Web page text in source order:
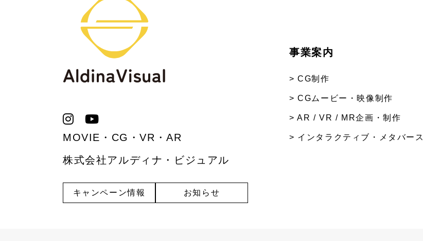
MOVIE・CG・VR・AR
株式会社アルディナ・ビジュアル
キャンペーン情報 お知らせ
事業案内
> CG制作
> CGムービー・映像制作
> AR / VR / MR企画・制作
> インタラクティブ・メタバース